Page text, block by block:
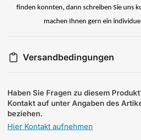
finden konnten, dann schreiben Sie uns
machen Ihnen gern ein
Versandbedingungen
Haben Sie Fragen zu diesem
Kontakt auf unter Angaben des
beziehen.
Hier Kontakt aufnehmen